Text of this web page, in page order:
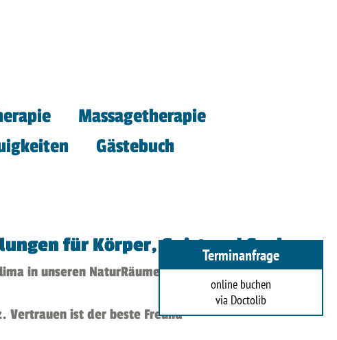
Massagetherapie
Gästebuch
Terminanfrage
online buchen
via Doctolib
für Körper, Geist und Seele
in unseren NaturRäumen
Vertrauen ist der beste Freund